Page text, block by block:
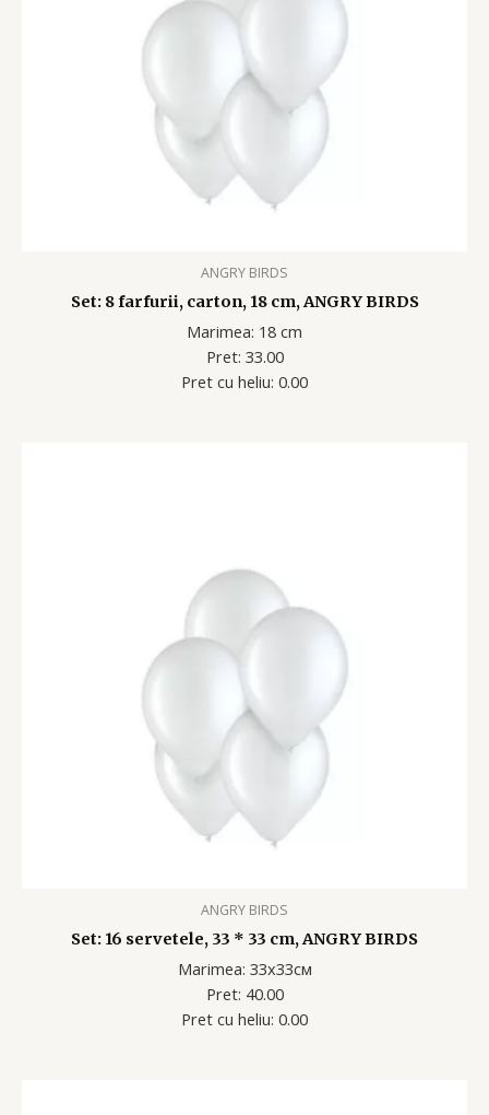
ANGRY BIRDS
Set: 8 farfurii, carton, 18 cm, ANGRY BIRDS
Marimea: 18 cm
Pret: 33.00
Pret cu heliu: 0.00
ANGRY BIRDS
Set: 16 servetele, 33 * 33 cm, ANGRY BIRDS
Marimea: 33х33см
Pret: 40.00
Pret cu heliu: 0.00